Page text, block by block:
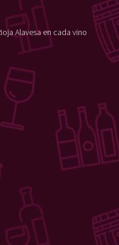
Alavesa en cada vino